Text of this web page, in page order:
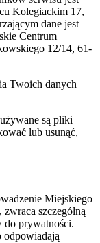
Kolegiackim 17,
dane jest
Centrum
12/14, 61-
Twoich danych
są pliki
lub usunąć,
Miejskiego
szczególną
do prywatności.
odpowiadają